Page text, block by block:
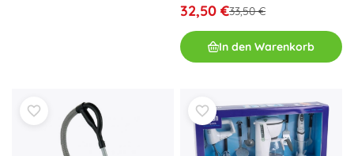
32,50 €33,50 €
In den Warenkorb